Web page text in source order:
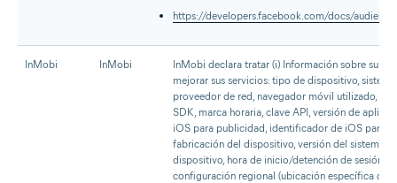
https://developers.facebook.com/docs/
InMobi InMobi
InMobi declara tratar (i) Información sobre su
mejorar sus servicios: tipo de dispositivo,
proveedor de red, navegador móvil utilizado,
SDK, marca horaria, clave API, versión de
iOS para publicidad, identificador de iOS para
fabricación del dispositivo, versión del sistema
dispositivo, hora de inicio/detención de sesión,
configuración regional (ubicación específica